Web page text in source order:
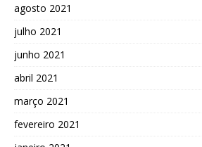
agosto 2021
julho 2021
junho 2021
abril 2021
março 2021
fevereiro 2021